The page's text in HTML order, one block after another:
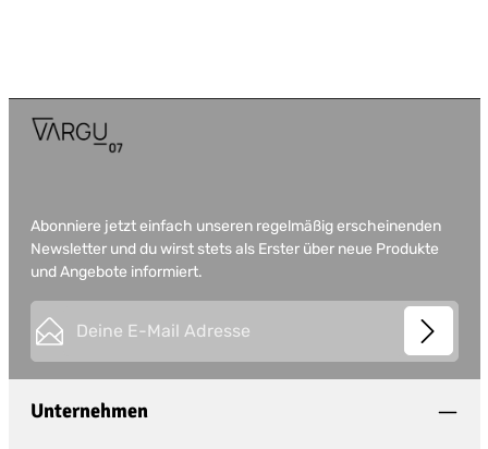
Abonniere jetzt einfach unseren regelmäßig erscheinenden
Newsletter und du wirst stets als Erster über neue Produkte
und Angebote informiert.
Datenschutz
Ich habe die
Die mit einem Stern (*) markierten Felder sind
Unternehmen